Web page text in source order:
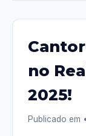
no
2025!
Publicado em